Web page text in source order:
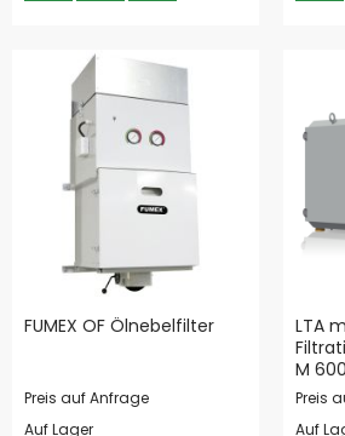
FUMEX OF Ölnebelfilter
Preis auf Anfrage
Auf Lager
LTA
M 600
Preis
Auf